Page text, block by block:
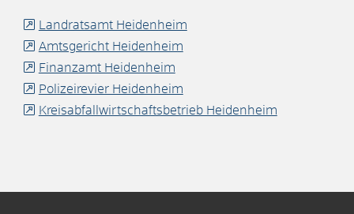
Landratsamt Heidenheim
Amtsgericht Heidenheim
Finanzamt Heidenheim
Polizeirevier Heidenheim
Kreisabfallwirtschaftsbetrieb Heidenheim